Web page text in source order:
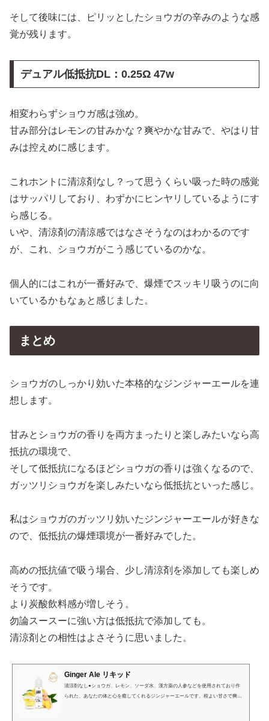
そして後味には、ピリッとしたショウガの辛みのような感
覚が残ります。
デュアル低抵抗DL：0.25Ω 47w
相変わらずショウガ感は強め。
甘み部分はレモンの甘みかな？爽やかな甘みで、やはり甘
みは控えめに感じます。
これホントに清涼剤なし？って思うくらい吸った時の感覚
はサッパリしており、わずかにヒンヤリしているようにす
ら感じる。
いや、清涼剤の清涼感ではなさそうなのはわかるのです
が、これ、ショウガがこう感じているのかな。
個人的にはこれが一番好みで、爆煙でスッキリ吸うのに向
いているかもなぁと感じました。
まとめ
ショウガのしっかり効いた本格的なジンジャーエールを連
想します。
甘みとショウガの香りを両方まったりと楽しみたいなら高
抵抗の環境で、
そして低抵抗になるほどショウガの香りは強くなるので、
ガッツリショウガを楽しみたいなら低抵抗といった感じ。
私はショウガのガッツリ効いたジンジャーエールが好きな
ので、低抵抗の爆煙環境が一番好みでした。
高めの抵抗値で吸う場合、少し清涼剤を添加しても楽しめ
そうです。
より炭酸飲料感が増しそう。
勿論スースーに強い方は低抵抗で添加しても。
清涼剤との相性はよさそうに思いました。
Ginger Ale リキッド
清涼剤なし●ショウガ、レモン、ソーダ水、漢方薬の人参などを使用されており作
られた、あなたの体と心を癒してくれるジンジャーエールです。程よい甘さで爽や